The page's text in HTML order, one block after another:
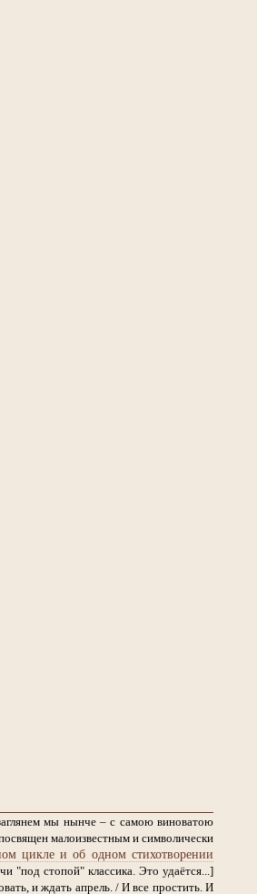
мы нынче – с самою виноватою
малоизвестным и символически
цикле и об одном стихотворении
"под стопой" классика. Это удаётся...]
и ждать апрель. / И все простить. И